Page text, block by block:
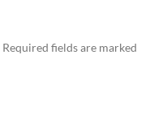
Required fields are marked